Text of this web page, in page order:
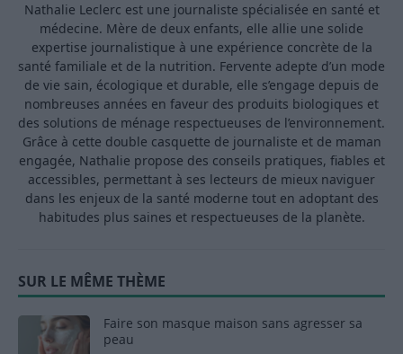
Nathalie Leclerc est une journaliste spécialisée en santé et
médecine. Mère de deux enfants, elle allie une solide
expertise journalistique à une expérience concrète de la
santé familiale et de la nutrition. Fervente adepte d’un mode
de vie sain, écologique et durable, elle s’engage depuis de
nombreuses années en faveur des produits biologiques et
des solutions de ménage respectueuses de l’environnement.
Grâce à cette double casquette de journaliste et de maman
engagée, Nathalie propose des conseils pratiques, fiables et
accessibles, permettant à ses lecteurs de mieux naviguer
dans les enjeux de la santé moderne tout en adoptant des
habitudes plus saines et respectueuses de la planète.
SUR LE MÊME THÈME
Faire son masque maison sans agresser sa
peau